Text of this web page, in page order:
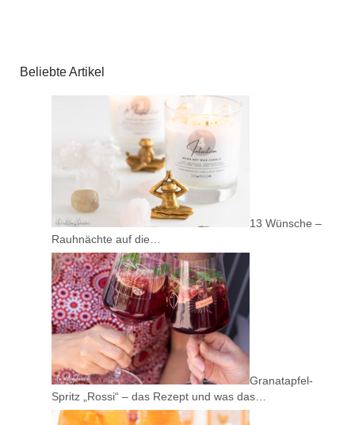
Beliebte Artikel
13 Wünsche –
Rauhnächte auf die…
Granatapfel-
Spritz „Rossi“ – das Rezept und was das…